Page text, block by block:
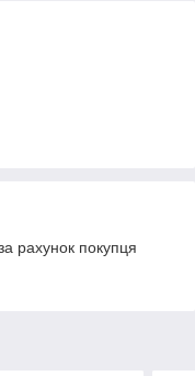
рахунок покупця